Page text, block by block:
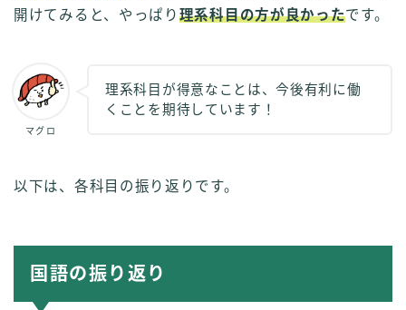
開けてみると、やっぱり 理系科目の方が良かったです。
マグロ
理系科目が得意なことは、今後有利に働
くことを期待しています！
以下は、各科目の振り返りです。
国語の振り返り